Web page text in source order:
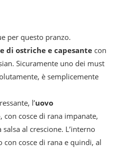
per questo pranzo.
di ostriche e capesante con
Sicuramente uno dei must
è semplicemente
l’uovo
, con cosce di rana impanate,
al crescione. L’interno
con cosce di rana e quindi, al